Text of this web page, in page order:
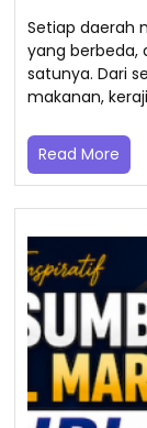
Setiap daerah
yang berbeda,
satunya. Dari
makanan,
Read More